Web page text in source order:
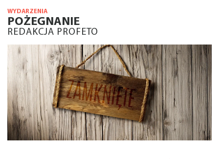
WYDARZENIA
POŻEGNANIE
REDAKCJA PROFETO